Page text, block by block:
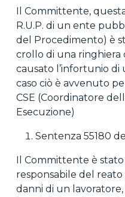
Il Committente,
R.U.P. di un ente
del Procedimento) è
crollo di una ringhiera
causato l’infortunio di
caso ciò è avvenuto
CSE (Coordinatore
Esecuzione)
Sentenza 55180
Il Committente è
responsabile del reato
danni di un